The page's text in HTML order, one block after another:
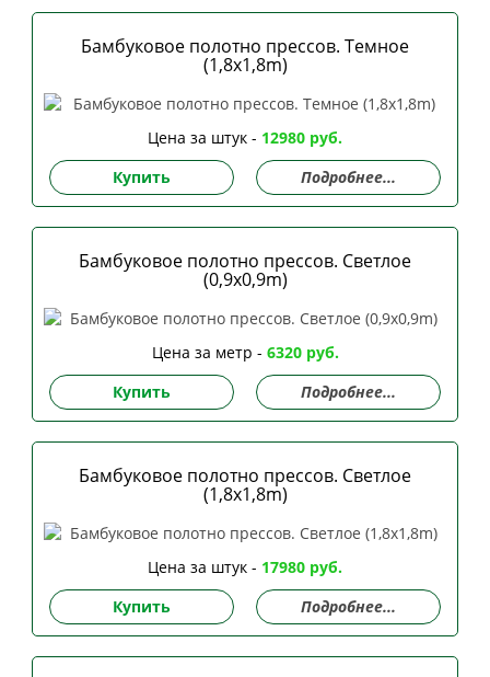
Бамбуковое полотно прессов. Темное
(1,8x1,8m)
Цена за штук - 12980 руб.
Купить
Подробнее...
Бамбуковое полотно прессов. Светлое
(0,9x0,9m)
Цена за метр - 6320 руб.
Купить
Подробнее...
Бамбуковое полотно прессов. Светлое
(1,8x1,8m)
Цена за штук - 17980 руб.
Купить
Подробнее...